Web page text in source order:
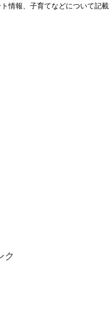
情報、子育てなどについて記載
ク